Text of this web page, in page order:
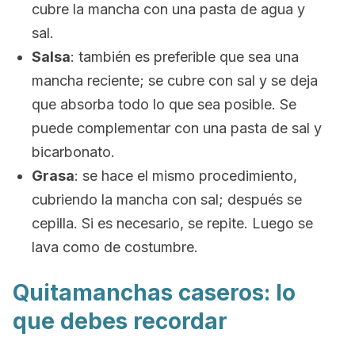
cubre la mancha con una pasta de agua y
sal.
Salsa: también es preferible que sea una
mancha reciente; se cubre con sal y se deja
que absorba todo lo que sea posible. Se
puede complementar con una pasta de sal y
bicarbonato.
Grasa: se hace el mismo procedimiento,
cubriendo la mancha con sal; después se
cepilla. Si es necesario, se repite. Luego se
lava como de costumbre.
Quitamanchas caseros: lo
que debes recordar